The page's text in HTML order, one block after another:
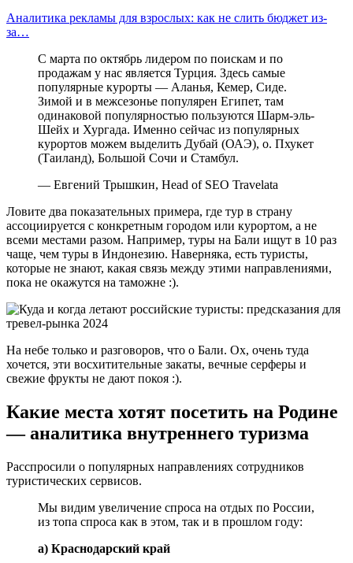
Аналитика рекламы для взрослых: как не слить бюджет из-
за…
С марта по октябрь лидером по поискам и по
продажам у нас является Турция. Здесь самые
популярные курорты — Аланья, Кемер, Сиде.
Зимой и в межсезонье популярен Египет, там
одинаковой популярностью пользуются Шарм-эль-
Шейх и Хургада. Именно сейчас из популярных
курортов можем выделить Дубай (ОАЭ), о. Пхукет
(Таиланд), Большой Сочи и Стамбул.
— Евгений Трышкин, Head of SEO Travelata
Ловите два показательных примера, где тур в страну
ассоциируется с конкретным городом или курортом, а не
всеми местами разом. Например, туры на Бали ищут в 10 раз
чаще, чем туры в Индонезию. Наверняка, есть туристы,
которые не знают, какая связь между этими направлениями,
пока не окажутся на таможне :).
На небе только и разговоров, что о Бали. Ох, очень туда
хочется, эти восхитительные закаты, вечные серферы и
свежие фрукты не дают покоя :).
Какие места хотят посетить на Родине
— аналитика внутреннего туризма
Расспросили о популярных направлениях сотрудников
туристических сервисов.
Мы видим увеличение спроса на отдых по России,
из топа спроса как в этом, так и в прошлом году:
а) Краснодарский край